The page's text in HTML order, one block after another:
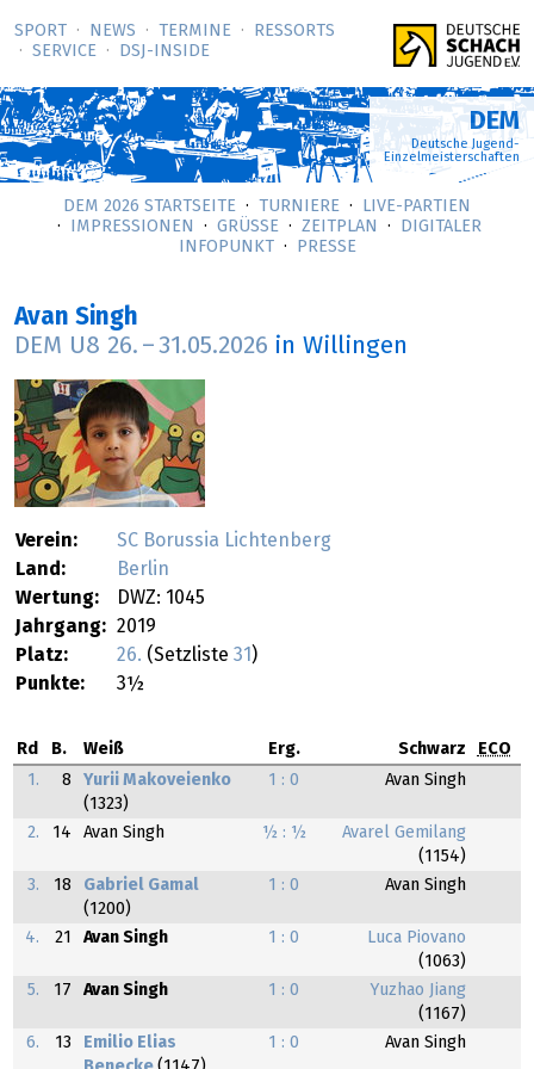
SPORT NEWS TERMINE
RESSORTS
SERVICE
DSJ-­INSIDE
DEM
Deutsche Jugend-
Einzelmeisterschaften
DEM 2026 STARTSEITE TURNIERE
LIVE-PARTIEN
IMPRESSIONEN
GRÜSSE ZEITPLAN
DIGITALER
INFOPUNKT
PRESSE
Avan Singh
DEM U8 26. – 31.05.2026 in Willingen
Verein:
SC Borussia Lichtenberg
Land:
Berlin
Wertung:
DWZ: 1045
Jahrgang: 2019
Platz:
26. (Setzliste 31 )
Punkte:
3½
Rd B. Weiß Erg. Schwarz
ECO
1.
8
Yurii Makoveienko
(1323)
1 : 0 Avan Singh
2. 14 Avan Singh ½ : ½
Avarel Gemilang
(1154)
3.
18
Gabriel Gamal
(1200)
1 : 0 Avan Singh
4. 21 Avan Singh 1 : 0
Luca Piovano
(1063)
5.
17 Avan Singh 1 : 0
Yuzhao Jiang
(1167)
6.
13
Emilio Elias
1 : 0 Avan Singh